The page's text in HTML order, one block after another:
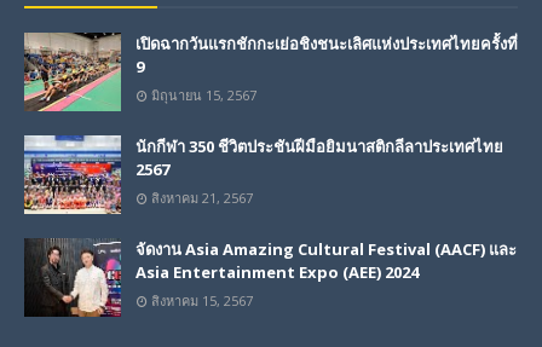
เปิดฉากวันแรกชักกะเย่อชิงชนะเลิศแห่งประเทศไทยครั้งที่
9
มิถุนายน 15, 2567
นักกีฬา 350 ชีวิตประชันฝีมือยิมนาสติกลีลาประเทศไทย
2567
สิงหาคม 21, 2567
จัดงาน Asia Amazing Cultural Festival (AACF) และ
Asia Entertainment Expo (AEE) 2024
สิงหาคม 15, 2567